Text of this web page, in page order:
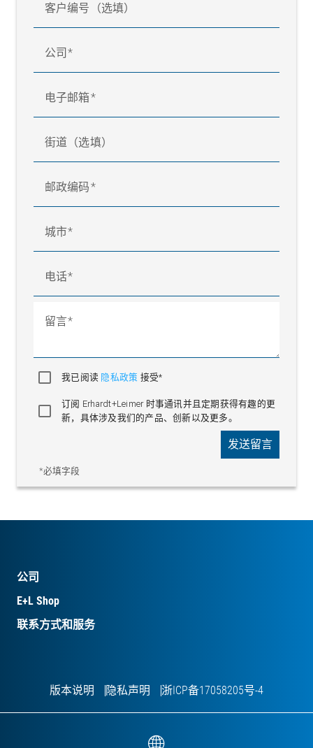
客户编号（选填）
公司
电子邮箱
街道（选填）
邮政编码
城市
电话
留言
我已阅读 隐私政策 接受*
订阅 Erhardt+Leimer 时事通讯并且定期获得有趣的更
新，具体涉及我们的产品、创新以及更多。
*必填字段
发送留言
公司
E+L Shop
联系方式和服务
版本说明 隐私声明 浙ICP备17058205号-4